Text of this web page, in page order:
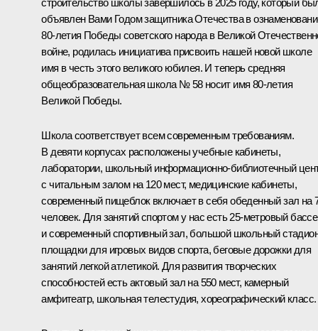
объявлен Вами Годом защитника Отечества в
80-летия Победы советского народа в Великой
войне, родилась инициатива присвоить нашей новой школе
имя в честь этого великого юбилея. И теперь средняя
общеобразовательная школа № 58 носит имя 80-летия
Великой Победы.
Школа соответствует всем современным требованиям.
В девяти корпусах расположены учебные кабинеты,
лаборатории, школьный информационно-библиотечный
с читальным залом на 120 мест, медицинские кабинеты,
современный пищеблок включает в себя обеденный зал на
человек. Для занятий спортом у нас есть 25-метровый
и современный спортивный зал, большой школьный
площадки для игровых видов спорта, беговые дорожки для
занятий легкой атлетикой. Для развития творческих
способностей есть актовый зал на 550 мест, камерный
амфитеатр, школьная телестудия, хореографический класс.